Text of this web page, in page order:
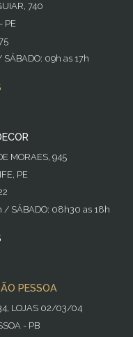
740
PE
SÁBADO: 09h as 17h
MORAES, 945
PE
/ SÁBADO: 08h30 as 18h
PESSOA
LOJAS 02/03/04
- PB